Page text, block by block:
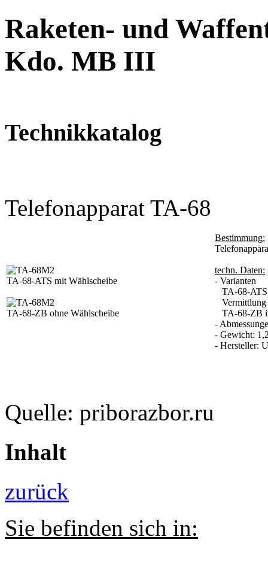
Raketen- und
Kdo. MB III
Technikkatalog
Telefonapparat TA-68
TA-68-ATS mit Wählscheibe
TA-68-ZB ohne Wählscheibe
Bestimmung:
techn. Daten:
- Varianten
TA-68-ATS
Vermittlung
TA-68-ZB
-
- Gewicht:
- Hersteller:
Quelle: priborazbor.ru
Inhalt
zurück
Sie befinden sich in: